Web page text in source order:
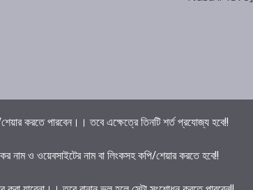
করতে পারবেন।। তবে এক্ষেত্রে তিনটি শর্ত প্রযোজ্য হবে!!
নাম ও ওয়েবসাইটের নাম বা লিংকসহ কপি/শেয়ার করতে হবে!!